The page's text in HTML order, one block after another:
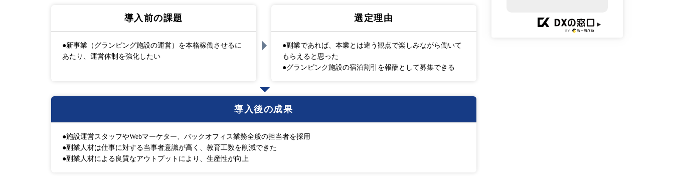
導入前の課題
●新事業（グランピング施設の運営）を本格稼働させるに
あたり、運営体制を強化したい
選定理由
●副業であれば、本業とは違う観点で楽しみながら働いて
もらえると思った
●グランピンク施設の宿泊割引を報酬として募集できる
導入後の成果
●施設運営スタッフやWebマーケター、バックオフィス業務全般の担当者を採用
●副業人材は仕事に対する当事者意識が高く、教育工数を削減できた
●副業人材による良質なアウトプットにより、生産性が向上
►